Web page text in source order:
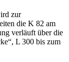
zur
die K 82 am
verläuft über die
L 300 bis zum